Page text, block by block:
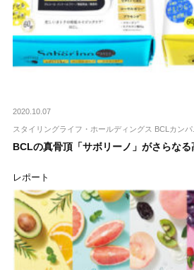
2020.10.07
スタイリングライフ・ホールディングス BCLカンパ
BCLの真骨頂「サボリーノ」がさらなる
レポート